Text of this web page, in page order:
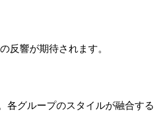
反響が期待されます。
各グループのスタイルが融合する